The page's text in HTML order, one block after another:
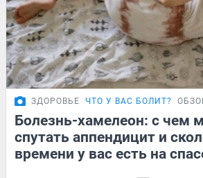
ЗДОРОВЬЕ ЧТО У ВАС БОЛИТ?
Болезнь-хамелеон: с чем
спутать аппендицит и
времени у вас есть на